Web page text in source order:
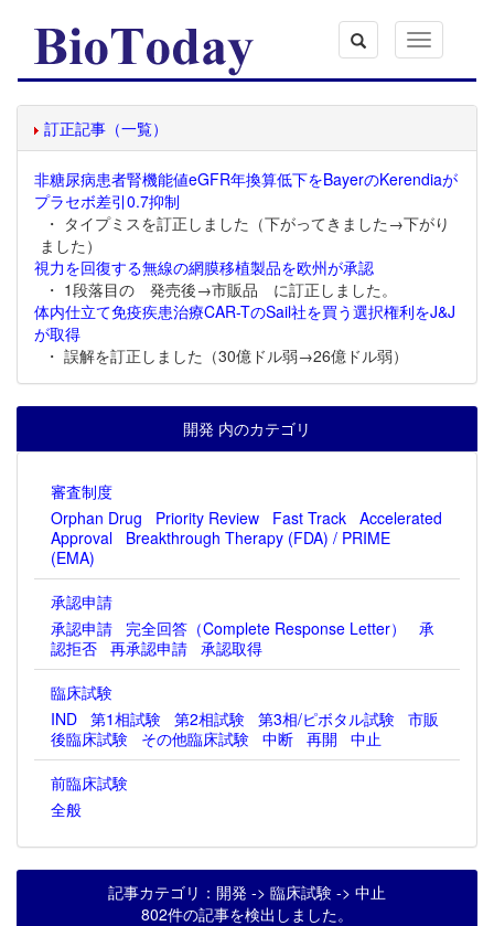
Toggle
navigation
訂正記事（一覧）
非糖尿病患者腎機能値eGFR年換算低下をBayerのKerendiaが
プラセボ差引0.7抑制
・ タイプミスを訂正しました（下がってきました→下がり
ました）
視力を回復する無線の網膜移植製品を欧州が承認
・ 1段落目の 発売後→市販品 に訂正しました。
体内仕立て免疫疾患治療CAR-TのSail社を買う選択権利をJ&J
が取得
・ 誤解を訂正しました（30億ドル弱→26億ドル弱）
開発 内のカテゴリ
審査制度
Orphan Drug
Priority Review Fast Track Accelerated
Approval
Breakthrough Therapy (FDA) / PRIME
(EMA)
承認申請
承認申請
完全回答（Complete Response Letter）
承
認拒否 再承認申請 承認取得
臨床試験
IND 第1相試験 第2相試験 第3相/ピボタル試験 市販
後臨床試験
その他臨床試験 中断 再開
中止
前臨床試験
全般
記事カテゴリ：開発 -> 臨床試験 -> 中止
802件の記事を検出しました。